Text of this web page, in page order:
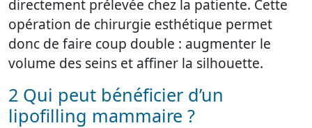
directement prélevée chez la patiente. Cette
opération de chirurgie esthétique permet
donc de faire coup double : augmenter le
volume des seins et affiner la silhouette.
2 Qui peut bénéficier d’un
lipofilling mammaire ?